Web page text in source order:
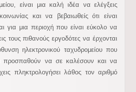
είναι μια καλή ιδέα να ελέγξεις
και να βεβαιωθείς ότι είναι
για μια περιοχή που είναι εύκολο να
τους πιθανούς εργοδότες να έρχονται
ηλεκτρονικού ταχυδρομείου που
προσπαθούν να σε καλέσουν και να
πληκτρολογήσει λάθος τον αριθμό